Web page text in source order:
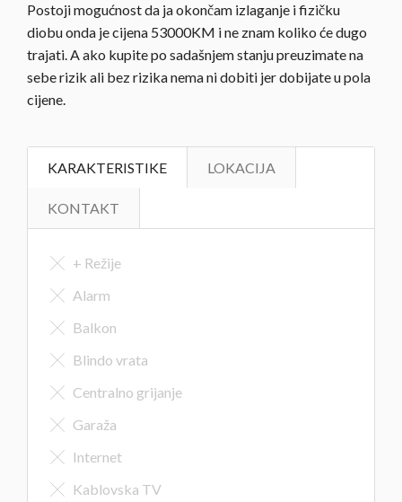
Postoji mogućnost da ja okončam izlaganje i fizičku
diobu onda je cijena 53000KM i ne znam koliko će dugo
trajati. A ako kupite po sadašnjem stanju preuzimate na
sebe rizik ali bez rizika nema ni dobiti jer dobijate u pola
cijene.
KARAKTERISTIKE LOKACIJA
KONTAKT
+ Režije
Alarm
Balkon
Blindo vrata
Centralno grijanje
Garaža
Internet
Kablovska TV